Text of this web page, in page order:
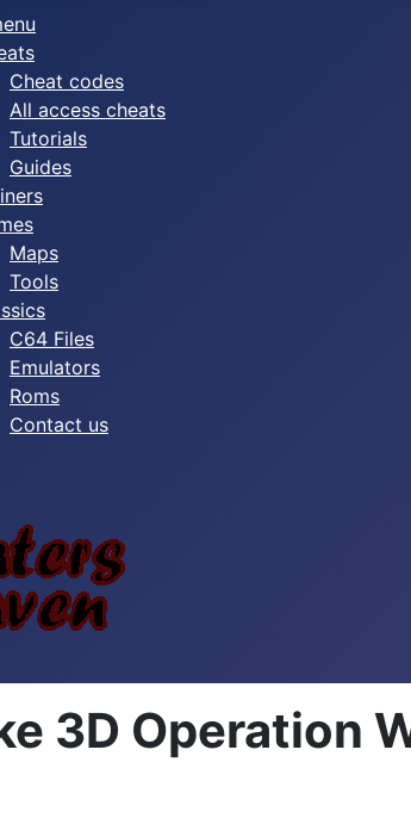
Cheat codes
All access cheats
Tutorials
Guides
Maps
Tools
C64 Files
Emulators
Roms
Contact us
3D Operation